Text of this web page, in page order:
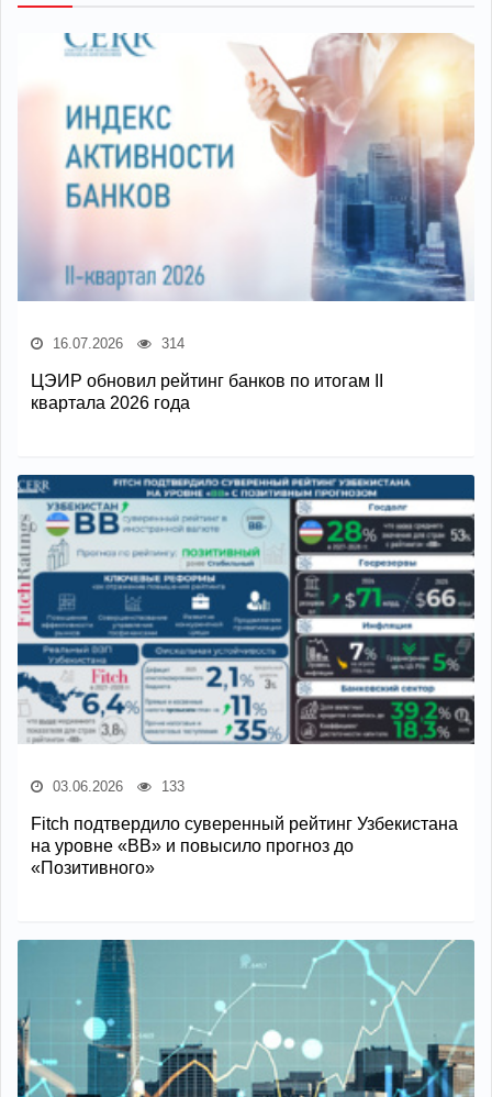
16.07.2026 314
ЦЭИР обновил рейтинг банков по итогам II
квартала 2026 года
03.06.2026 133
Fitch подтвердило суверенный рейтинг Узбекистана
на уровне «BB» и повысило прогноз до
«Позитивного»